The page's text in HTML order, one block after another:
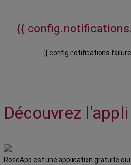
{{
{{
Découvrez
RoseApp est une application gratuite